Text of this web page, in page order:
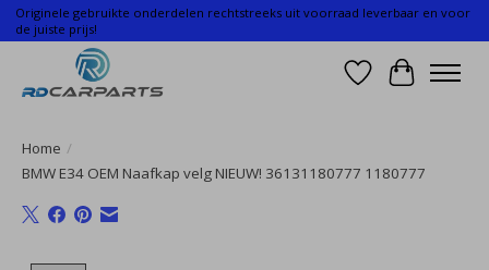
Originele gebruikte onderdelen rechtstreeks uit voorraad leverbaar en voor
de juiste prijs!
Verlanglijst
Home /
BMW E34 OEM Naafkap velg NIEUW! 36131180777 1180777